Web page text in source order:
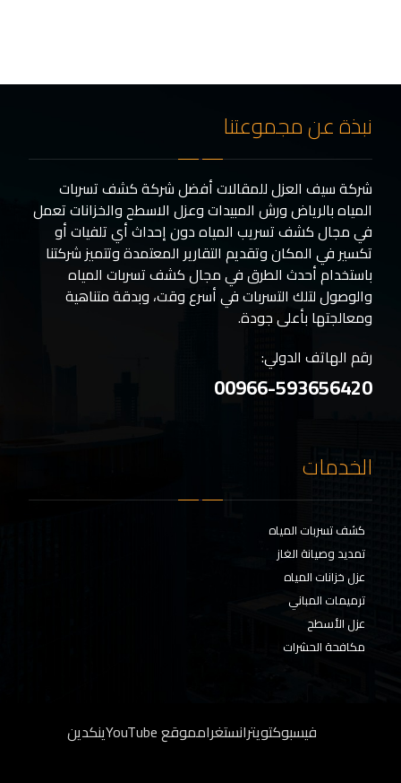
نبذة عن مجموعتنا
شركة سيف العزل للمقالات أفضل شركة كشف تسربات
المياه بالرياض ورش المبيدات وعزل الاسطح والخزانات تعمل
في مجال كشف تسريب المياه دون إحداث أي تلفيات أو
تكسير في المكان وتقديم التقارير المعتمدة وتتميز شركتنا
باستخدام أحدث الطرق في مجال كشف تسربات المياه
والوصول لتلك التسربات في أسرع وقت، وبدقة متناهية
ومعالجتها بأعلى جودة.
رقم الهاتف الدولي:
00966-593656420
الخدمات
كشف تسربات المياه
تمديد وصيانة الغاز
عزل خزانات المياه
ترميمات المباني
عزل الأسطح
مكافحة الحشرات
فيسبوكتويترانستغرامموقع YouTube ينكدين